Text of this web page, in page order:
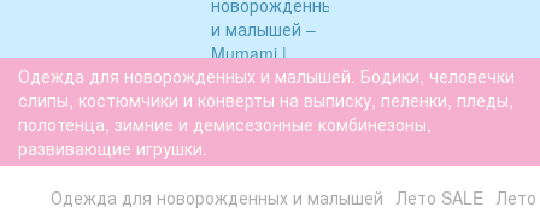
Одежда для новорожденных и малышей. Бодики, человечки
слипы, костюмчики и конверты на выписку, пеленки, пледы,
полотенца, зимние и демисезонные комбинезоны,
развивающие игрушки.
Одежда для новорожденных и малышей Лето SALE Лето